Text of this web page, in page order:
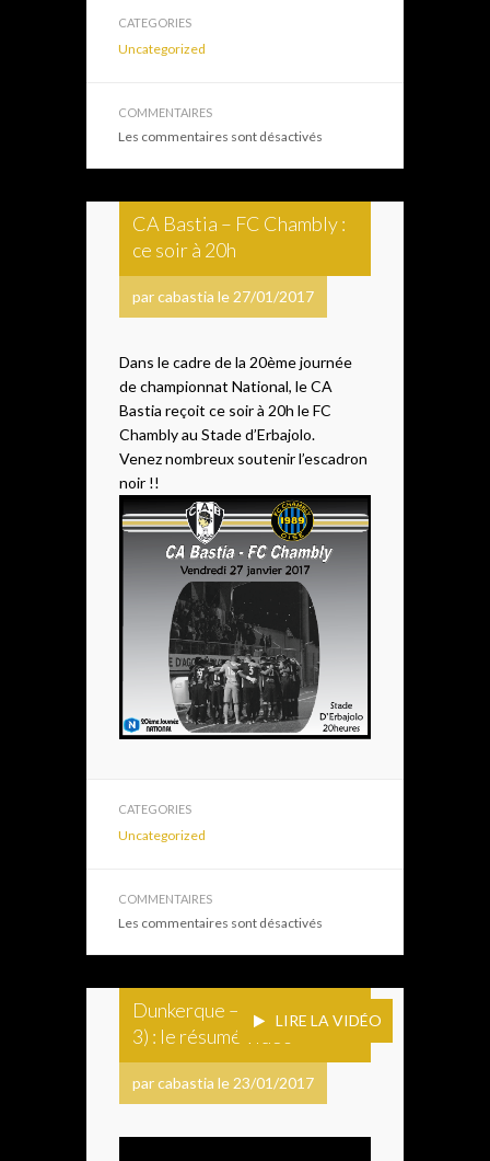
CATEGORIES
Uncategorized
COMMENTAIRES
Les commentaires sont désactivés
CA Bastia – FC Chambly :
ce soir à 20h
par cabastia le 27/01/2017
Dans le cadre de la 20ème journée
de championnat National, le CA
Bastia reçoit ce soir à 20h le FC
Chambly au Stade d’Erbajolo.
Venez nombreux soutenir l’escadron
noir !!
CATEGORIES
Uncategorized
COMMENTAIRES
Les commentaires sont désactivés
Dunkerque – CA Bastia (1-
3) : le résumé vidéo
par cabastia le 23/01/2017
LIRE LA VIDÉO